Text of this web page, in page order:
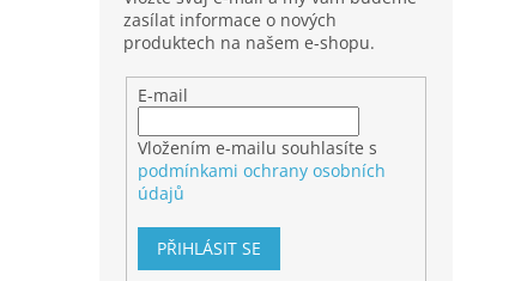
zasílat informace o nových
produktech na našem e-shopu.
E-mail
Vložením e-mailu souhlasíte s
podmínkami ochrany osobních
údajů
PŘIHLÁSIT SE